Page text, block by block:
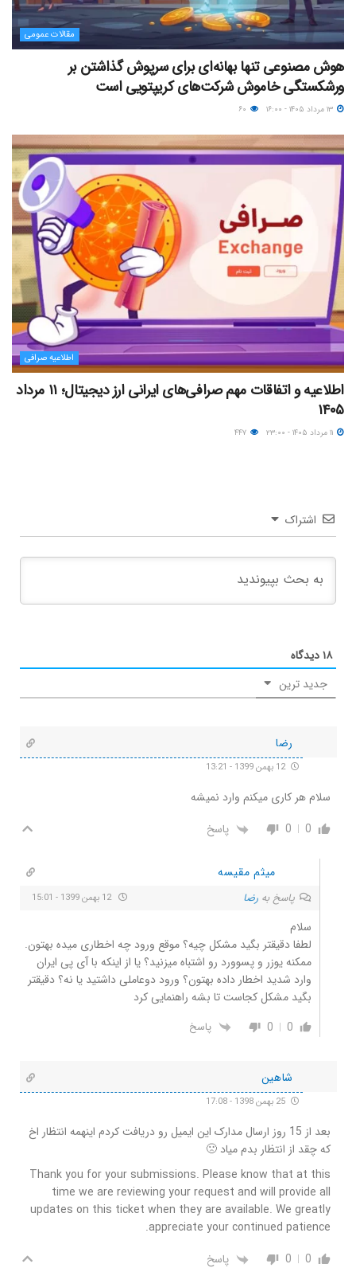
مقالات عمومی
هوش مصنوعی تنها بهانه‌ای برای سرپوش گذاشتن بر
ورشکستگی خاموش شرکت‌های کریپتویی است
اطلاعیه صرافی
اطلاعیه و اتفاقات مهم صرافی‌های ایرانی ارز دیجیتال؛ ۱۱ مرداد
۱۴۰۵
اشتراک
۱۸دیدگاه
جدید ترین
رضا
12 بهمن 1399 - 13:21
سلام هر کاری میکنم وارد نمیشه
0
0 پاسخ
میثم مقیسه
پاسخ به رضا 12 بهمن 1399 - 15:01
سلام
لطفا دقیقتر بگید مشکل چیه؟ موقع ورود چه اخطاری میده بهتون.
ممکنه یوزر و پسوورد رو اشتباه میزنید؟ یا از اینکه با آی پی ایران
وارد شدید اخطار داده بهتون؟ ورود دوعاملی داشتید یا نه؟ دقیقتر
بگید مشکل کجاست تا بشه راهنمایی کرد
0
0 پاسخ
شاهین
بعد از 15 روز ارسال مدارک این ایمیل رو دریافت کردم اینهمه انتظار اخ
که چقد از انتظار بدم میاد 🙁
Thank you for your submissions. Please know that at this
time we are reviewing your request and will provide all
updates on this ticket when they are available. We greatly
appreciate your continued patience.
0
0 پاسخ